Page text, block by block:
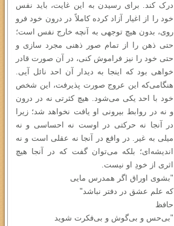
درک کند. برای رسیدن به این غایت، باید نفس
خود را از اغیار آزاد کرده کاملاً در درون خود فرو
روی، بدون هیچ توجهی به آنچه خارج نفس است؛
حتى ذهن را از تمام صور ذهنی مجرد سازی و
حتی خود را نیز فراموش کنی، در آن صورت قادر
خواهی بود که اینجا به دیدار آن احد نائل آیی.
هنگامی‌که این عروج صورت پذیرفت، این شخص
خود با احد یکی می‌شود. هیچ کثرتی نه در درون
و نه در روابط بیرونی او یافت نخواهد شد؛ زیرا
در آنجا نه حرکتی در اوست نه احساسی و نه
میلی به غیر. در واقع در آنجا نه عقلی است و نه
اندیشه‌ای؛ بلکه می‌توان گفت که در آنجا هیچ
اثری از خودِ او نیست.
"بشوی اوراق اگر همدرس مایی
که علم عشق در دفتر نباشد"
حافظ
"بی‌حس و بی‌گوش و بی‌فکرت شوید